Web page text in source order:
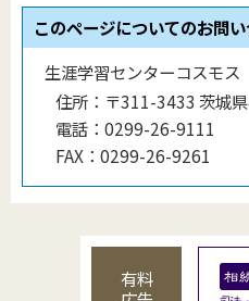
このページについてのお問
生涯学習センターコスモス
住所： 〒311-3433 茨城
電話： 0299-26-9111
FAX： 0299-26-9261
有料